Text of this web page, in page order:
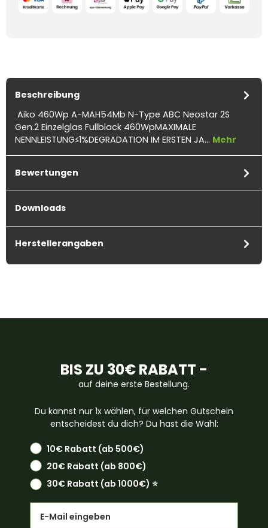
Beschreibung
Aiko 460Wp A-MAH54Mb N-Type ABC Neostar 2S
Gen.2 Einzelglas Fullblack 460WpMAXIMALE
NENNLEISTUNG≤1%DEGRADATION IM ERSTEN JA… Mehr
Bewertungen
Downloads
Herstellerangaben
BIS ZU 30€ RABATT -
auf deine erste Bestellung.
Du kannst nur 1x wählen, für welchen Gutschein
entscheidest du dich? Du hast die Wahl:
10€ Rabatt (ab 500€)
20€ Rabatt (ab 800€)
30€ Rabatt (ab 1000€) ⭐️